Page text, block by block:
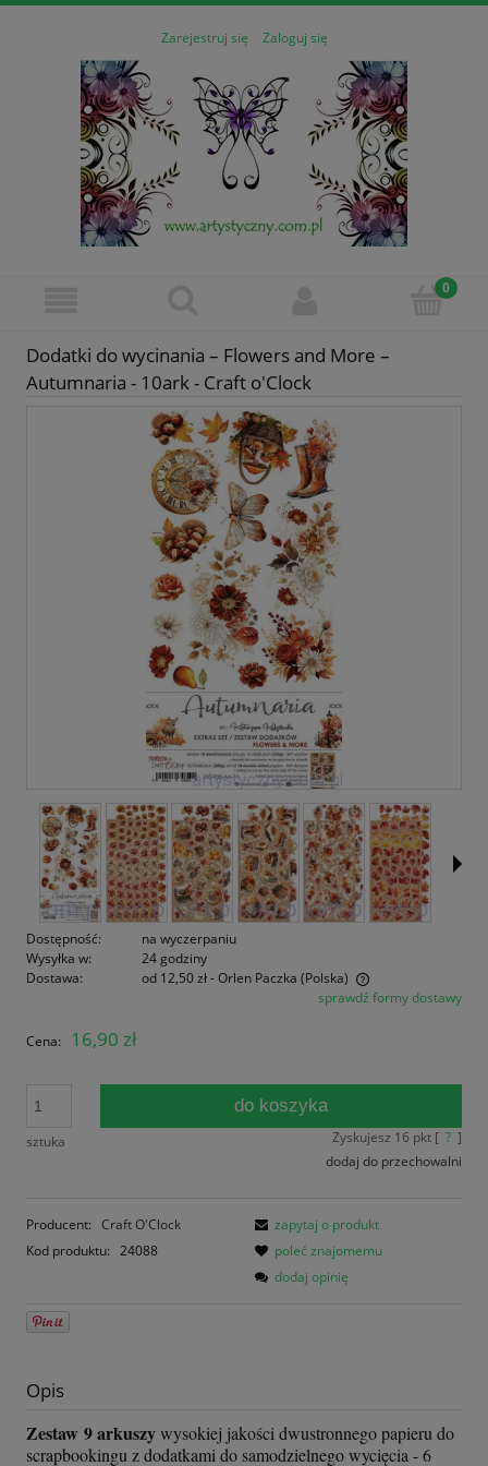
Zarejestruj się Zaloguj się
Dodatki do wycinania – Flowers and More –
Autumnaria - 10ark - Craft o'Clock
Dostępność:
na wyczerpaniu
Wysyłka w:
24 godziny
Dostawa:
od 12,50 zł- Orlen Paczka (Polska)
Cena nie zawiera ewentualnych kosztów płatnościsprawdź formy dostawy
Cena: 16,90 zł
sztuka
do koszyka
Zyskujesz 16 pkt [ ? ]
dodaj do przechowalni
Producent: Craft O'Clock
Kod produktu: 24088
zapytaj o produkt
poleć znajomemu
dodaj opinię
Opis
Zestaw 9 arkuszywysokiej jakości dwustronnego papieru do
scrapbookingu z dodatkami do samodzielnego wycięcia - 6